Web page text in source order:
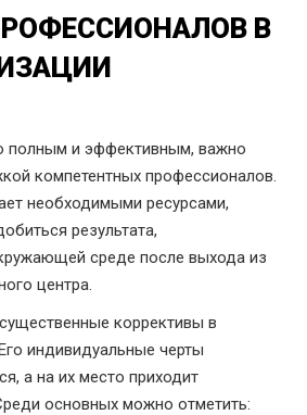
В
полным и эффективным, важно
компетентных профессионалов.
необходимыми ресурсами,
результата,
среде после выхода из
центра.
коррективы в
индивидуальные черты
а на их место приходит
основных можно отметить: